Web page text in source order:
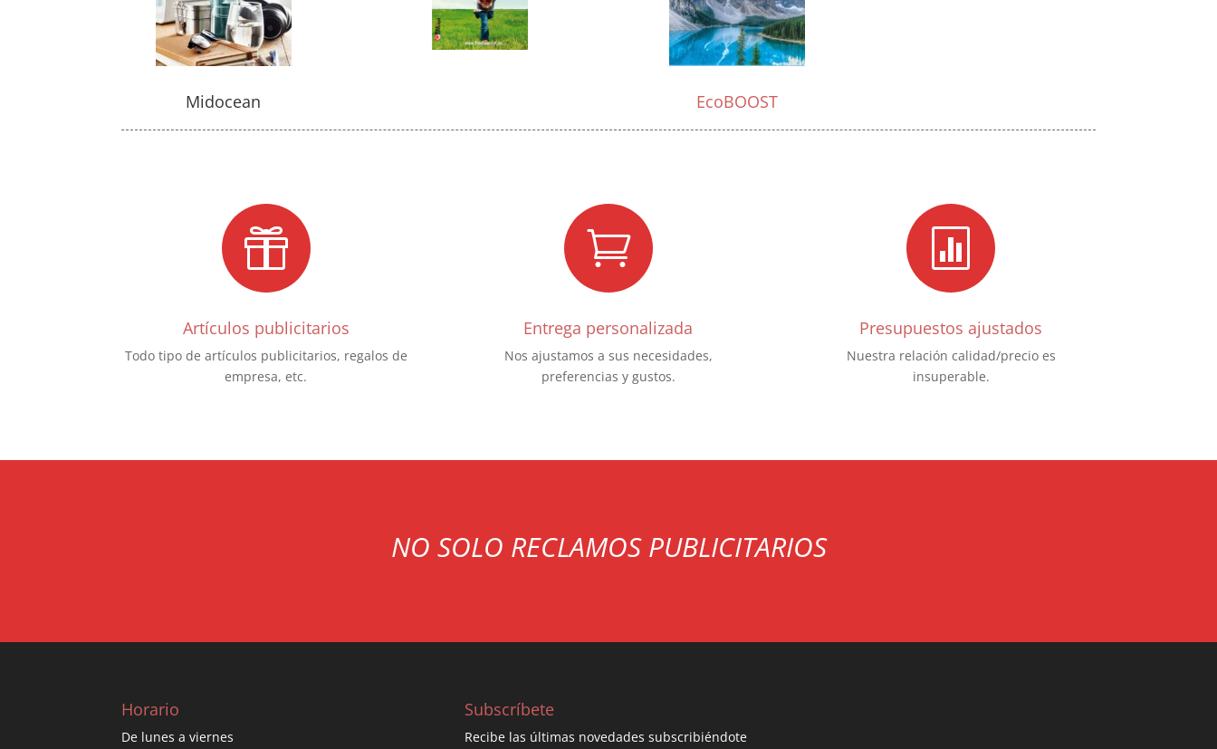
Midocean EcoBOOST

Artículos publicitarios
Todo tipo de artículos publicitarios, regalos de
empresa, etc.

Entrega personalizada
Nos ajustamos a sus necesidades,
preferencias y gustos.

Presupuestos ajustados
Nuestra relación calidad/precio es
insuperable.
NO SOLO RECLAMOS PUBLICITARIOS
Horario
De lunes a viernes
Subscríbete
Recibe las últimas novedades subscribiéndote